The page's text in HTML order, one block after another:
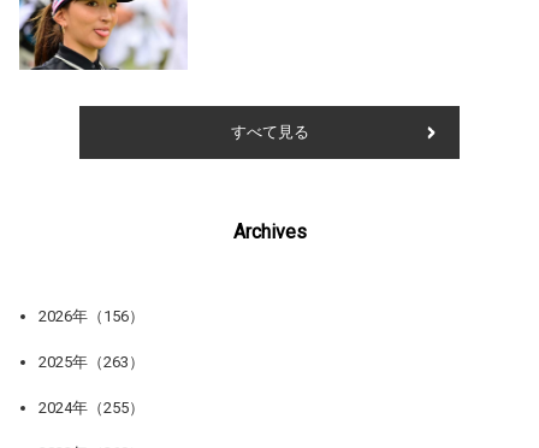
すべて見る
Archives
2026年（156）
2025年（263）
2024年（255）